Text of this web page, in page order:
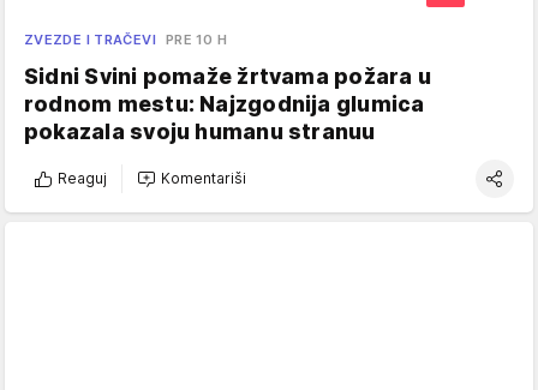
ZVEZDE I TRAČEVI PRE 10 H
Sidni Svini pomaže žrtvama požara u
rodnom mestu: Najzgodnija glumica
pokazala svoju humanu stranuu
Reaguj Komentariši